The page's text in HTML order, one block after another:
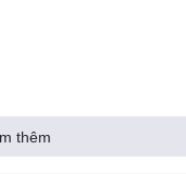
những cây xanh trong
gian và tầm nhìn của
thêm